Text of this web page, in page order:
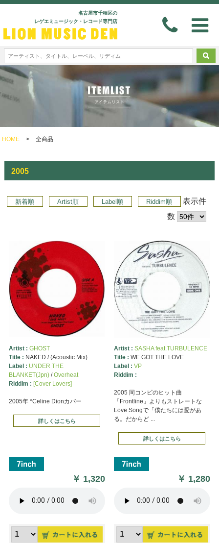
名古屋市千種区の
レゲエミュージック・レコード専門店
HOME > 全商品
2005
新着順 Artist順 Label順 Riddim順
表示件
数
Artist : GHOST
Title : NAKED / (Acoustic Mix)
Label : UNDER THE
BLANKET(Jpn)/Overheat
Riddim : [Cover Lovers]
2005年 *Celine Dionカバー
詳しくはこちら
￥ 1,320
Artist : SASHA feat.TURBULENCE
Title : WE GOT THE LOVE
Label : VP
Riddim :
2005 同コンビのヒット曲
「Frontline」よりもストレートな
Love Songで「僕たちには愛があ
る。だからど ...
詳しくはこちら
￥ 1,280